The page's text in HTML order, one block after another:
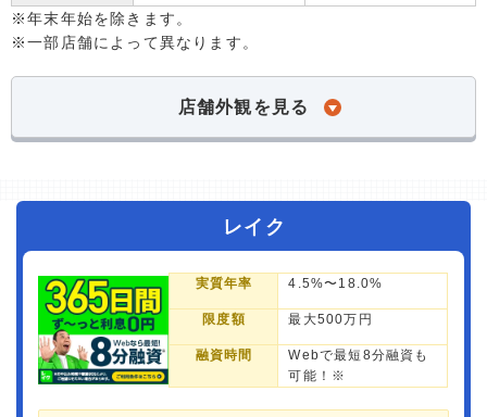
※年末年始を除きます。
※一部店舗によって異なります。
店舗外観を見る
レイク
実質年率 4.5%〜18.0%
限度額 最大500万円
融資時間
Webで最短8分融資も
可能！※